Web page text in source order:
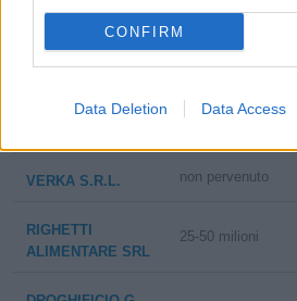
CONFIRM
Data Deletion Data Access
SIDEA SPEZIE
non pervenuto
ZANGRANDO
2-5 milioni
VERKA S.R.L. non pervenuto
RIGHETTI
ALIMENTARE SRL
25-50 milioni